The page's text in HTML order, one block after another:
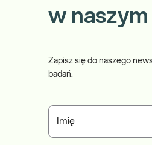
w naszym
Zapisz się do naszego
badań.
Imię